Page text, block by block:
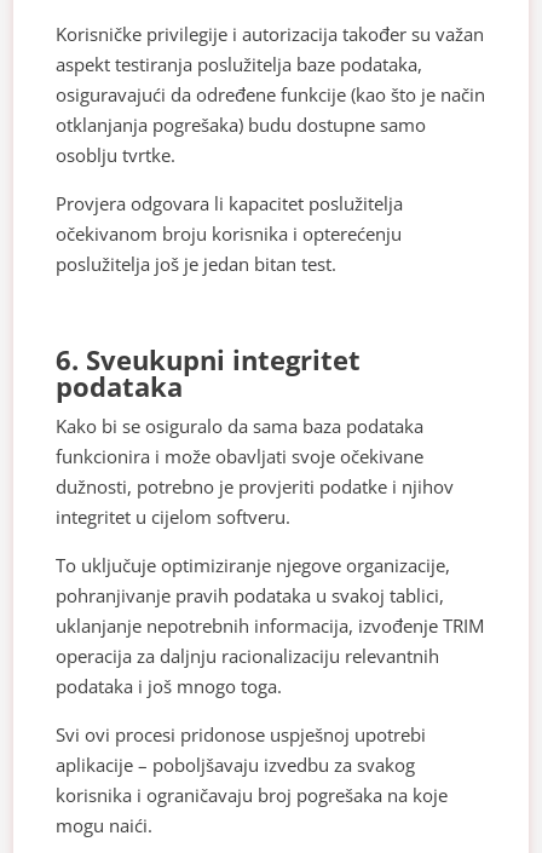
Korisničke privilegije i autorizacija također su važan
aspekt testiranja poslužitelja baze podataka,
osiguravajući da određene funkcije (kao što je način
otklanjanja pogrešaka) budu dostupne samo
osoblju tvrtke.
Provjera odgovara li kapacitet poslužitelja
očekivanom broju korisnika i opterećenju
poslužitelja još je jedan bitan test.
6. Sveukupni integritet
podataka
Kako bi se osiguralo da sama baza podataka
funkcionira i može obavljati svoje očekivane
dužnosti, potrebno je provjeriti podatke i njihov
integritet u cijelom softveru.
To uključuje optimiziranje njegove organizacije,
pohranjivanje pravih podataka u svakoj tablici,
uklanjanje nepotrebnih informacija, izvođenje TRIM
operacija za daljnju racionalizaciju relevantnih
podataka i još mnogo toga.
Svi ovi procesi pridonose uspješnoj upotrebi
aplikacije – poboljšavaju izvedbu za svakog
korisnika i ograničavaju broj pogrešaka na koje
mogu naići.